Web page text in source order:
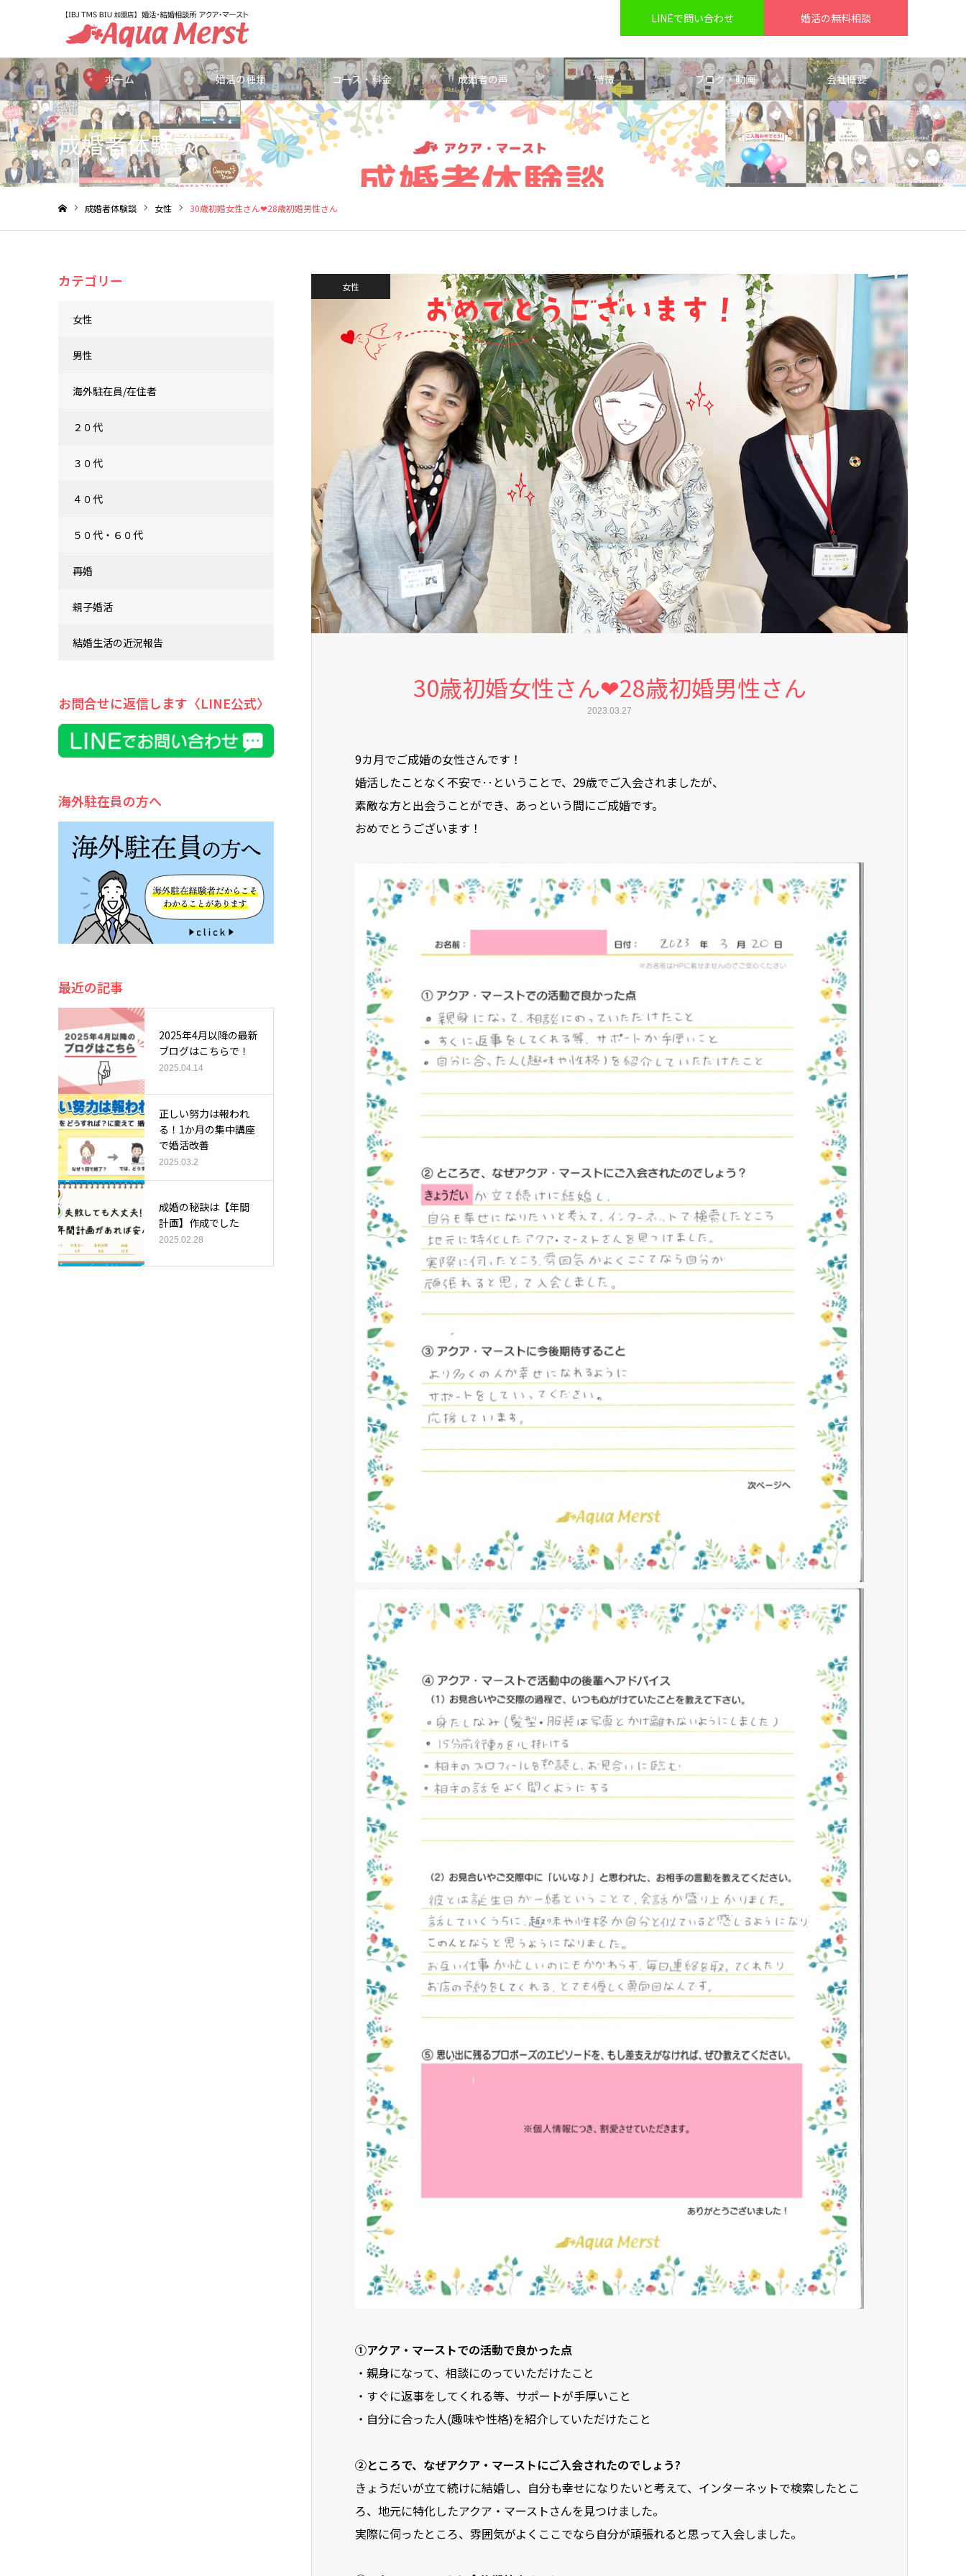
LINEで問い合わせ 婚活の無料相談
ホーム 婚活の種類 コース・料金 成婚者の声 特徴 ブログ・動画 会社概要
成婚者体験談
成婚者体験談 女性 30歳初婚女性さん❤28歳初婚男性さん
女性
30歳初婚女性さん❤28歳初婚男性さん
2023.03.27
9カ月でご成婚の女性さんです！
婚活したことなく不安で‥ということで、29歳でご入会されましたが、
素敵な方と出会うことができ、あっという間にご成婚です。
おめでとうございます！
①アクア・マーストでの活動で良かった点
・親身になって、相談にのっていただけたこと
・すぐに返事をしてくれる等、サポートが手厚いこと
・自分に合った人(趣味や性格)を紹介していただけたこと
②ところで、なぜアクア・マーストにご入会されたのでしょう?
きょうだいが立て続けに結婚し、 自分も幸せになりたいと考えて、インターネットで検索したとこ
ろ、 地元に特化したアクア・マーストさんを見つけました。
実際に伺ったところ、雰囲気がよくここでなら自分が頑張れると思って入会しました。
カテゴリー
女性
男性
海外駐在員/在住者
２０代
３０代
４０代
５０代・６０代
再婚
親子婚活
結婚生活の近況報告
お問合せに返信します〈LINE公式〉
海外駐在員の方へ
最近の記事
2025年4月以降の最新
ブログはこちらで！
2025.04.14
正しい努力は報われ
る！1か月の集中講座
で婚活改善
2025.03.2
成婚の秘訣は【年間
計画】作成でした
2025.02.28